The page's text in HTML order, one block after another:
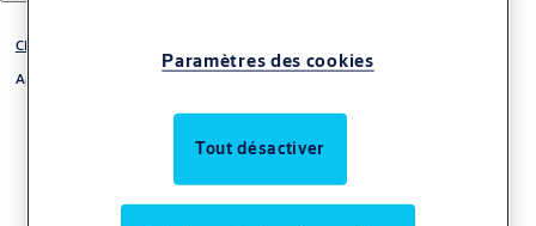
CLIQ
Appareils de programmation CLIQ
Paramètres des cookies
Tout désactiver